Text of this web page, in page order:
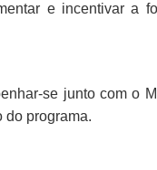
e incentivar a
se junto com o
do programa.